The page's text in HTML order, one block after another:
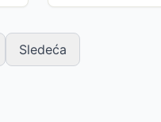
Sledeća